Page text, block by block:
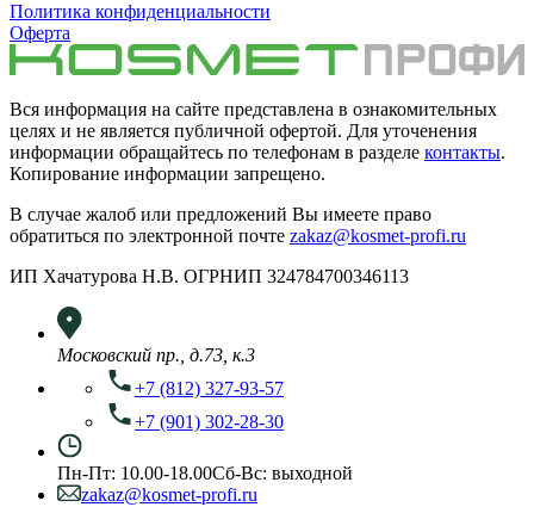
Политика конфиденциальности
Оферта
Вся информация на сайте представлена в ознакомительных
целях и не является публичной офертой. Для уточенения
информации обращайтесь по телефонам в разделе контакты.
Копирование информации запрещено.
В случае жалоб или предложений Вы имеете право
обратиться по электронной почте zakaz@kosmet-profi.ru
ИП Хачатурова Н.В. ОГРНИП 324784700346113
Московский пр., д.73, к.3
+7 (812) 327-93-57
+7 (901) 302-28-30
Пн-Пт: 10.00-18.00Сб-Вс: выходной
zakaz@kosmet-profi.ru